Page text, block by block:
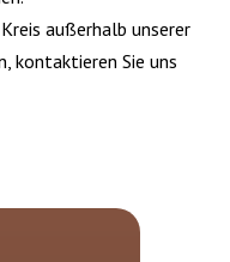
außerhalb unserer
kontaktieren Sie uns